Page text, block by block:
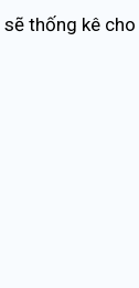
sẽ thống kê